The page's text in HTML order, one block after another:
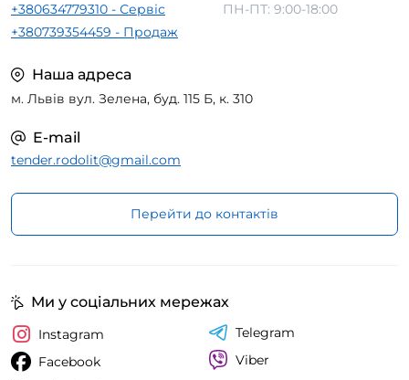
+380634779310 - Сервіс
+380739354459 - Продаж
ПН-ПТ: 9:00-18:00
Наша адреса
м. Львів вул. Зелена, буд. 115 Б, к. 310
E-mail
tender.rodolit@gmail.com
Перейти до контактів
Ми у соціальних мережах
Instagram
Facebook
Telegram
Viber